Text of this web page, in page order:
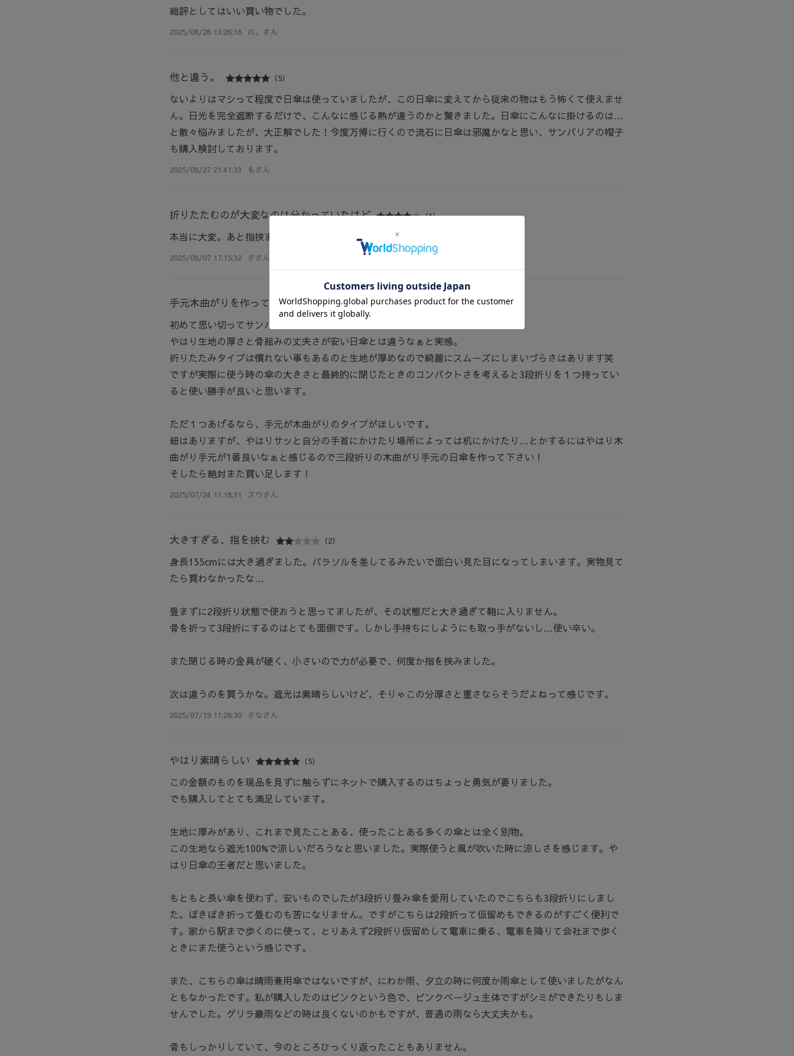
総評としてはいい買い物でした。
2025/08/28 13:26:18 の。さん
他と違う。 （5）
ないよりはマシって程度で日傘は使っていましたが、この日傘に変えてから従来の物はもう怖くて使えませ
ん。日光を完全遮断するだけで、こんなに感じる熱が違うのかと驚きました。日傘にこんなに掛けるのは…
と散々悩みましたが、大正解でした！今度万博に行くので流石に日傘は邪魔かなと思い、サンバリアの帽子
も購入検討しております。
2025/08/27 21:41:33 もさん
折りたたむのが大変なのは分かっていたけど （4）
本当に大変。あと指挟まるタイプなので注意。大きさなどはとてもいい。
2025/08/07 17:15:32 ささん
手元木曲がりを作ってほしい （4）
初めて思い切ってサンバリアを購入。
やはり生地の厚さと骨組みの丈夫さが安い日傘とは違うなぁと実感。
折りたたみタイプは慣れない事もあるのと生地が厚めなので綺麗にスムーズにしまいづらさはあります笑
ですが実際に使う時の傘の大きさと最終的に閉じたときのコンパクトさを考えると3段折りを１つ持ってい
ると使い勝手が良いと思います。
ただ１つあげるなら、手元が木曲がりのタイプがほしいです。
紐はありますが、やはりサッと自分の手首にかけたり場所によっては机にかけたり…とかするにはやはり木
曲がり手元が1番良いなぁと感じるので三段折りの木曲がり手元の日傘を作って下さい！
そしたら絶対また買い足します！
2025/07/24 11:18:31 スウさん
大きすぎる、指を挟む （2）
身長155cmには大き過ぎました。パラソルを差してるみたいで面白い見た目になってしまいます。実物見て
たら買わなかったな…
畳まずに2段折り状態で使おうと思ってましたが、その状態だと大き過ぎて鞄に入りません。
骨を折って3段折にするのはとても面倒です。しかし手持ちにしようにも取っ手がないし…使い辛い。
また閉じる時の金具が硬く、小さいので力が必要で、何度か指を挟みました。
次は違うのを買うかな。遮光は素晴らしいけど、そりゃこの分厚さと重さならそうだよねって感じです。
2025/07/19 11:28:30 さなさん
やはり素晴らしい （5）
この金額のものを現品を見ずに触らずにネットで購入するのはちょっと勇気が要りました。
でも購入してとても満足しています。
生地に厚みがあり、これまで見たことある、使ったことある多くの傘とは全く別物。
この生地なら遮光100%で涼しいだろうなと思いました。実際使うと風が吹いた時に涼しさを感じます。や
はり日傘の王者だと思いました。
もともと長い傘を使わず、安いものでしたが3段折り畳み傘を愛用していたのでこちらも3段折りにしまし
た。ぽきぽき折って畳むのも苦になりません。ですがこちらは2段折って仮留めもできるのがすごく便利で
す。家から駅まで歩くのに使って、とりあえず2段折り仮留めして電車に乗る、電車を降りて会社まで歩く
ときにまた使うという感じです。
また、こちらの傘は晴雨兼用傘ではないですが、にわか雨、夕立の時に何度か雨傘として使いましたがなん
ともなかったです。私が購入したのはピンクという色で、ピンクベージュ主体ですがシミができたりもしま
せんでした。ゲリラ豪雨などの時は良くないのかもですが、普通の雨なら大丈夫かも。
骨もしっかりしていて、今のところひっくり返ったこともありません。